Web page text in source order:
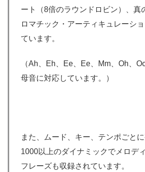
ート（8倍のラウンドロビン）、真
ロマチック・アーティキュレーシ
ています。
（Ah、Eh、Ee、Ee、Mm、Oh、
母音に対応しています。）
また、ムード、キー、テンポごと
1000以上のダイナミックでメロデ
フレーズも収録されています。